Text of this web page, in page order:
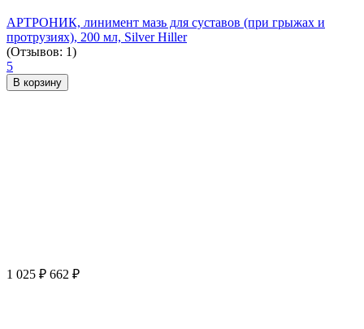
АРТРОНИК, линимент мазь для суставов (при грыжах и
протрузиях), 200 мл, Silver Hiller
(Отзывов: 1)
5
В корзину
1 025 ₽ 662 ₽